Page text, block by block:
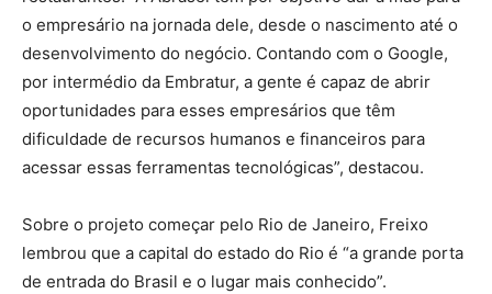
o empresário na jornada dele, desde o nascimento até o
desenvolvimento do negócio. Contando com o Google,
por intermédio da Embratur, a gente é capaz de abrir
oportunidades para esses empresários que têm
dificuldade de recursos humanos e financeiros para
acessar essas ferramentas tecnológicas”, destacou.
Sobre o projeto começar pelo Rio de Janeiro, Freixo
lembrou que a capital do estado do Rio é “a grande porta
de entrada do Brasil e o lugar mais conhecido”.